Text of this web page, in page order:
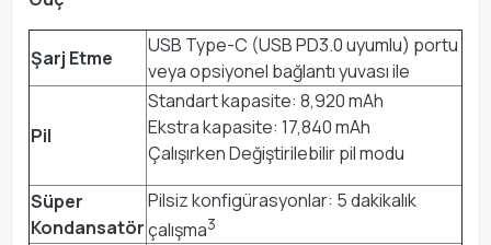
Şarj Etme
USB Type-C (USB PD3.0 uyumlu) portu
veya opsiyonel bağlantı yuvası ile
Pil
Standart kapasite: 8,920 mAh
Ekstra kapasite: 17,840 mAh
Çalışırken Değiştirilebilir pil modu
Süper
Kondansatör
Pilsiz konfigürasyonlar: 5 dakikalık
çalışma3